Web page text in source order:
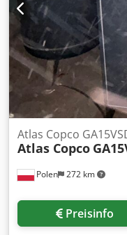
Polen 272 km
Atlas Copco
Atlas Copco
Preisinfo